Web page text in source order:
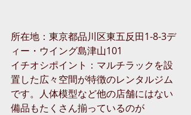
所在地：東京都品川区東五反田1-8-3デ
ィー・ウイング島津山101
イチオシポイント：マルチラックを設
置した広々空間が特徴のレンタルジム
です。人体模型など他の店舗にはない
備品もたくさん揃っているのが